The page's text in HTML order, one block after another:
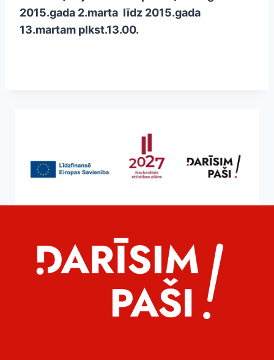
2015.gada 2.marta līdz 2015.gada
13.martam plkst.13.00.